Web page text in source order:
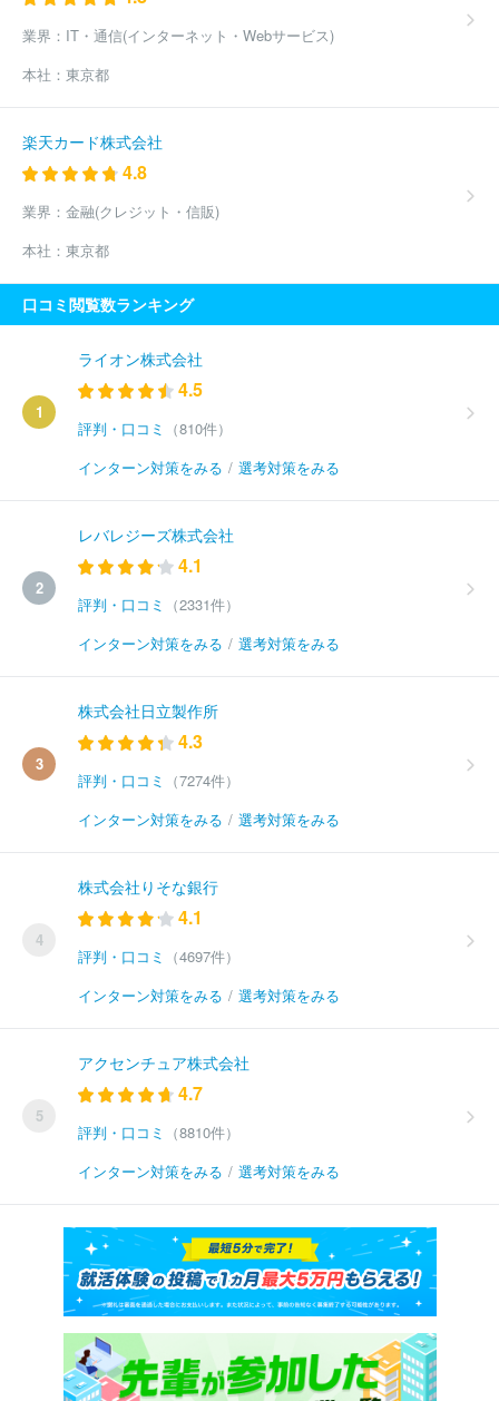
業界： IT・通信(インターネット・Webサービス)
本社： 東京都
楽天カード株式会社
4.8
業界： 金融(クレジット・信販)
本社： 東京都
口コミ閲覧数ランキング
1
ライオン株式会社
4.5
評判・口コミ
（810件）
インターン対策をみる / 選考対策をみる
2
レバレジーズ株式会社
4.1
評判・口コミ
（2331件）
インターン対策をみる / 選考対策をみる
3
株式会社日立製作所
4.3
評判・口コミ
（7274件）
インターン対策をみる / 選考対策をみる
4
株式会社りそな銀行
4.1
評判・口コミ
（4697件）
インターン対策をみる / 選考対策をみる
5
アクセンチュア株式会社
4.7
評判・口コミ
（8810件）
インターン対策をみる / 選考対策をみる